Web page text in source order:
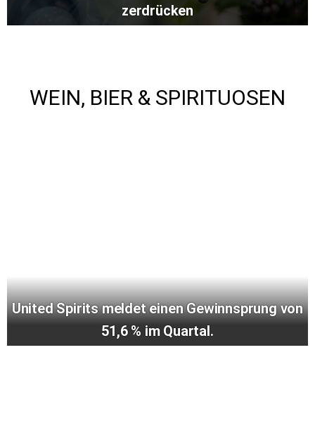
zerdrücken
WEIN, BIER & SPIRITUOSEN
United Spirits meldet einen Gewinnsprung von
51,6 % im Quartal.